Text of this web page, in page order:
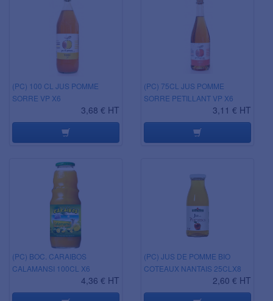
(PC) 100 CL JUS POMME
SORRE VP X6
3,68 € HT
(PC) 75CL JUS POMME
SORRE PETILLANT VP X6
3,11 € HT
(PC) BOC. CARAIBOS
CALAMANSI 100CL X6
4,36 € HT
(PC) JUS DE POMME BIO
COTEAUX NANTAIS 25CLX8
2,60 € HT